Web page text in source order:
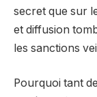
secret que sur
et diffusion
les sanctions
Pourquoi tant